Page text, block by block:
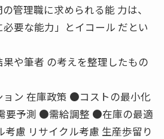
管理職に求められる能 力は、
必要な能力」とイコール だとい
や筆者 の考えを整理したもの
ョン 在庫政策 ●コストの最小化
予測 ●需給調整 ●在庫の最適
慮 リサイクル考慮 生産歩留り